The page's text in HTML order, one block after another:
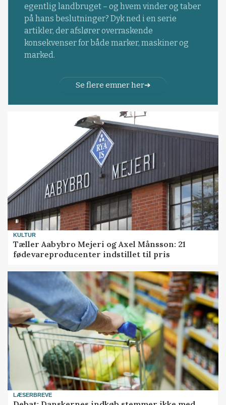
egentlig landbruget – og hvem vinder og taber
på hans beslutninger? Dyk ned i en serie
artikler, der afslører overraskende
konsekvenser for både marker, maskiner og
marked.
Se flere emner her
KULTUR
Tæller Aabybro Mejeri og Axel Månsson: 21
fødevareproducenter indstillet til pris
LÆSERBREVE